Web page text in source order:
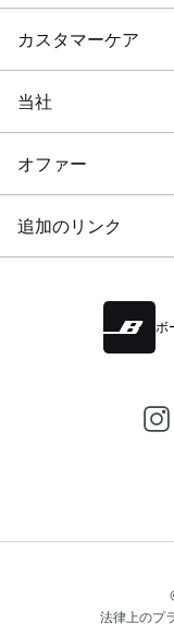
カスタマーケア
当社
オファー
追加のリンク
ボ
法律上のプ